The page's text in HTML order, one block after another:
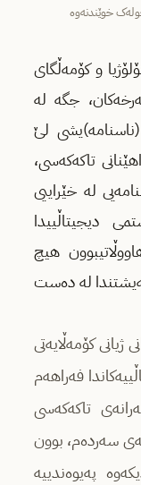
و كۆمەڵگای
جگە لە
(ناسنامە)یشی لێ
تاكەكەسی،
لە خێراییی
دیجیتاڵییدا
هیچ
لە دەست
کۆمەڵایەتی
فەراهەم
تاكەكەسی
سەردەم، بوون
پەیوەندییە